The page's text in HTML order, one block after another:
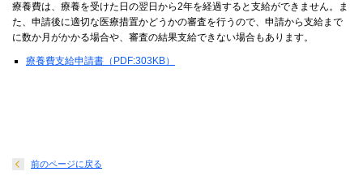
療養費は、療養を受けた日の翌日から2年を経過すると支給ができません。ま
た、申請後に適切な医療措置かどうかの審査を行うので、申請から支給まで
に数か月がかかる場合や、審査の結果支給できない場合もあります。
療養費支給申請書（PDF:303KB）
前のページに戻る